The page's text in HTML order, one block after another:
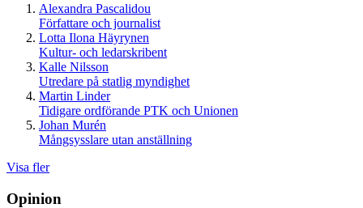
Alexandra Pascalidou
Författare och journalist
Lotta Ilona Häyrynen
Kultur- och ledarskribent
Kalle Nilsson
Utredare på statlig myndighet
Martin Linder
Tidigare ordförande PTK och Unionen
Johan Murén
Mångsysslare utan anställning
Visa fler
Opinion